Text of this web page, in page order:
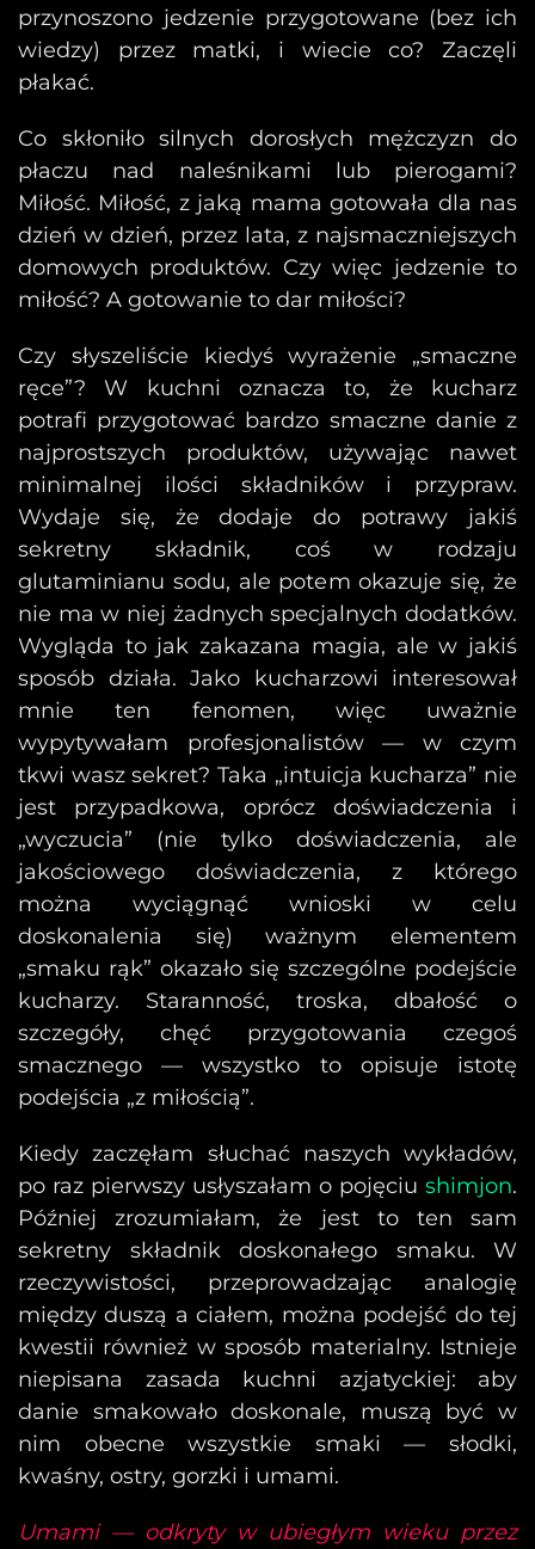
przynoszono jedzenie przygotowane (bez ich
wiedzy) przez matki, i wiecie co? Zaczęli
płakać.
Co skłoniło silnych dorosłych mężczyzn do
płaczu nad naleśnikami lub pierogami?
Miłość. Miłość, z jaką mama gotowała dla nas
dzień w dzień, przez lata, z najsmaczniejszych
domowych produktów. Czy więc jedzenie to
miłość? A gotowanie to dar miłości?
Czy słyszeliście kiedyś wyrażenie „smaczne
ręce”? W kuchni oznacza to, że kucharz
potrafi przygotować bardzo smaczne danie z
najprostszych produktów, używając nawet
minimalnej ilości składników i przypraw.
Wydaje się, że dodaje do potrawy jakiś
sekretny składnik, coś w rodzaju
glutaminianu sodu, ale potem okazuje się, że
nie ma w niej żadnych specjalnych dodatków.
Wygląda to jak zakazana magia, ale w jakiś
sposób działa. Jako kucharzowi interesował
mnie ten fenomen, więc uważnie
wypytywałam profesjonalistów — w czym
tkwi wasz sekret? Taka „intuicja kucharza” nie
jest przypadkowa, oprócz doświadczenia i
„wyczucia” (nie tylko doświadczenia, ale
jakościowego doświadczenia, z którego
można wyciągnąć wnioski w celu
doskonalenia się) ważnym elementem
„smaku rąk” okazało się szczególne podejście
kucharzy. Staranność, troska, dbałość o
szczegóły, chęć przygotowania czegoś
smacznego — wszystko to opisuje istotę
podejścia „z miłością”.
Kiedy zaczęłam słuchać naszych wykładów,
po raz pierwszy usłyszałam o pojęciu shimjon.
Później zrozumiałam, że jest to ten sam
sekretny składnik doskonałego smaku. W
rzeczywistości, przeprowadzając analogię
między duszą a ciałem, można podejść do tej
kwestii również w sposób materialny. Istnieje
niepisana zasada kuchni azjatyckiej: aby
danie smakowało doskonale, muszą być w
nim obecne wszystkie smaki — słodki,
kwaśny, ostry, gorzki i umami.
Umami — odkryty w ubiegłym wieku przez